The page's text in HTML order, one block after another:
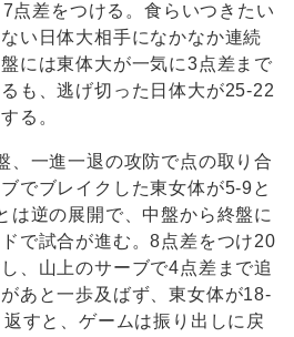
点差をつける。食らいつきたい
い日体大相手になかなか連続
には東体大が一気に3点差まで
も、逃げ切った日体大が25-22
る。
一進一退の攻防で点の取り合
でブレイクした東女体が5-9と
は逆の展開で、中盤から終盤に
で試合が進む。8点差をつけ20
、山上のサーブで4点差まで追
あと一歩及ばず、東女体が18-
すと、ゲームは振り出しに戻